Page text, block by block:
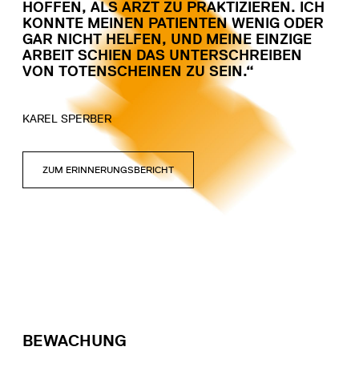
HOFFEN, ALS ARZT ZU PRAKTIZIEREN. ICH
KONNTE MEINEN PATIENTEN WENIG ODER
GAR NICHT HELFEN, UND MEINE EINZIGE
ARBEIT SCHIEN DAS UNTERSCHREIBEN
VON TOTENSCHEINEN ZU SEIN.“
KAREL SPERBER
ZUM ERINNERUNGSBERICHT
BEWACHUNG